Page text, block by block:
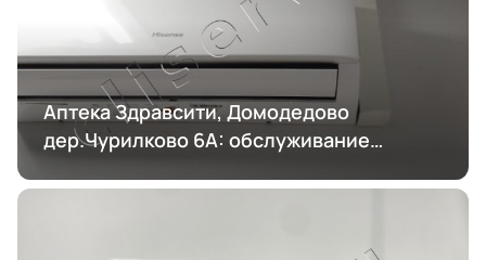
Аптека Здравсити, Домодедово
дер.Чурилково 6А: обслуживание